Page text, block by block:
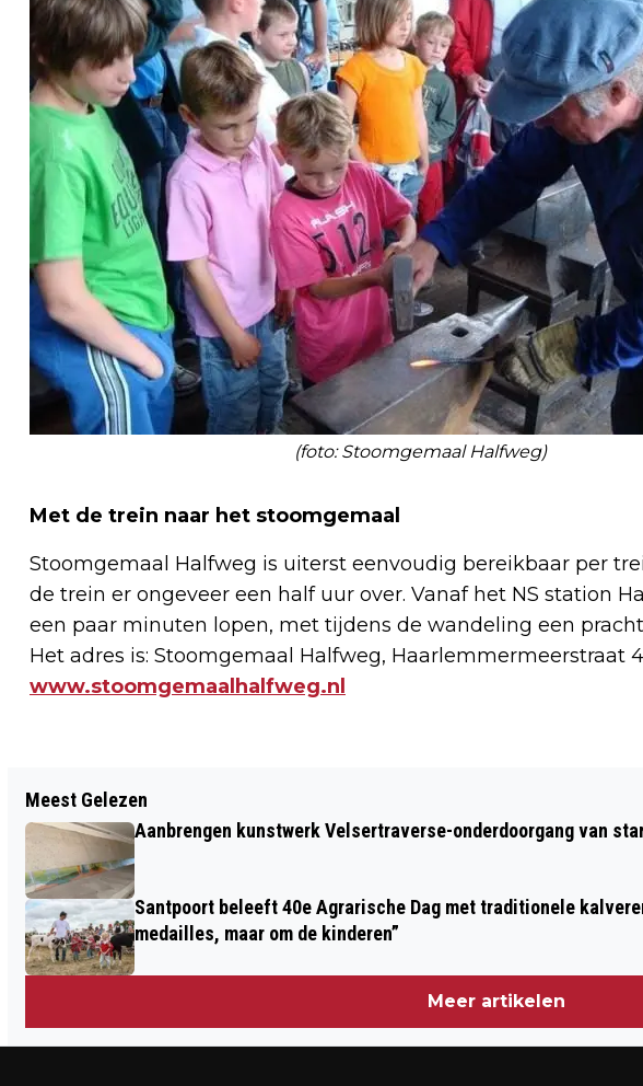
(foto: Stoomgemaal Halfweg)
Met de trein naar het stoomgemaal
Stoomgemaal Halfweg is uiterst eenvoudig bereikbaar per
de trein er ongeveer een half uur over. Vanaf het NS station
een paar minuten lopen, met tijdens de wandeling een
Het adres is: Stoomgemaal Halfweg, Haarlemmermeerstraat
www.stoomgemaalhalfweg.nl
WIJK AAN ZEE ZONDAG 8 OKTOBER OP
‘BOKKENTOCHT’
VOOR
Meest Gelezen
Aanbrengen kunstwerk Velsertraverse-onderdoorgang van
Santpoort beleeft 40e Agrarische Dag met traditionele
medailles, maar om de kinderen”
Meer artikelen